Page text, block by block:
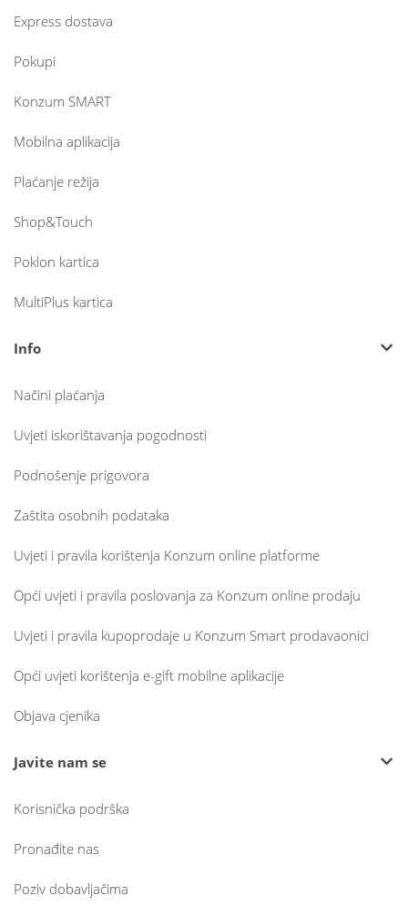
Express dostava
Pokupi
Konzum SMART
Mobilna aplikacija
Plaćanje režija
Shop&Touch
Poklon kartica
MultiPlus kartica
Info
Načini plaćanja
Uvjeti iskorištavanja pogodnosti
Podnošenje prigovora
Zaštita osobnih podataka
Uvjeti i pravila korištenja Konzum online platforme
Opći uvjeti i pravila poslovanja za Konzum online prodaju
Uvjeti i pravila kupoprodaje u Konzum Smart prodavaonici
Opći uvjeti korištenja e-gift mobilne aplikacije
Objava cjenika
Javite nam se
Korisnička podrška
Pronađite nas
Poziv dobavljačima